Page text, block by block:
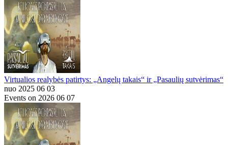
Virtualios realybės patirtys: „Angelų takais“ ir „Pasaulių sutvėrimas“
nuo 2025 06 03
Events on 2026 06 07